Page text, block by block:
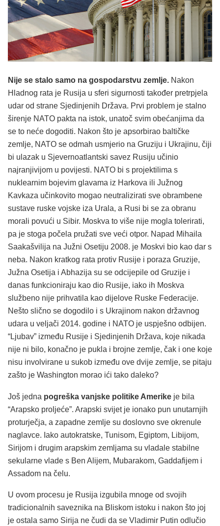
Nije se stalo samo na gospodarstvu zemlje. Nakon
Hladnog rata je Rusija u sferi sigurnosti također pretrpjela
udar od strane Sjedinjenih Država. Prvi problem je stalno
širenje NATO pakta na istok, unatoč svim obećanjima da
se to neće dogoditi. Nakon što je apsorbirao baltičke
zemlje, NATO se odmah usmjerio na Gruziju i Ukrajinu, čiji
bi ulazak u Sjevernoatlantski savez Rusiju učinio
najranjivijom u povijesti. NATO bi s projektilima s
nuklearnim bojevim glavama iz Harkova ili Južnog
Kavkaza učinkovito mogao neutralizirati sve obrambene
sustave ruske vojske iza Urala, a Rusi bi se za obranu
morali povući u Sibir. Moskva to više nije mogla tolerirati,
pa je stoga počela pružati sve veći otpor. Napad Mihaila
Saakašvilija na Južni Osetiju 2008. je Moskvi bio kao dar s
neba. Nakon kratkog rata protiv Rusije i poraza Gruzije,
Južna Osetija i Abhazija su se odcijepile od Gruzije i
danas funkcioniraju kao dio Rusije, iako ih Moskva
službeno nije prihvatila kao dijelove Ruske Federacije.
Nešto slično se dogodilo i s Ukrajinom nakon državnog
udara u veljači 2014. godine i NATO je uspješno odbijen.
“Ljubav” između Rusije i Sjedinjenih Država, koje nikada
nije ni bilo, konačno je pukla i brojne zemlje, čak i one koje
nisu involvirane u sukob između ove dvije zemlje, se pitaju
zašto je Washington morao ići tako daleko?
Još jedna pogreška vanjske politike Amerike je bila
“Arapsko proljeće”. Arapski svijet je ionako pun unutarnjih
proturječja, a zapadne zemlje su doslovno sve okrenule
naglavce. Iako autokratske, Tunisom, Egiptom, Libijom,
Sirijom i drugim arapskim zemljama su vladale stabilne
sekularne vlade s Ben Alijem, Mubarakom, Gaddafijem i
Assadom na čelu.
U ovom procesu je Rusija izgubila mnoge od svojih
tradicionalnih saveznika na Bliskom istoku i nakon što joj
je ostala samo Sirija ne čudi da se Vladimir Putin odlučio